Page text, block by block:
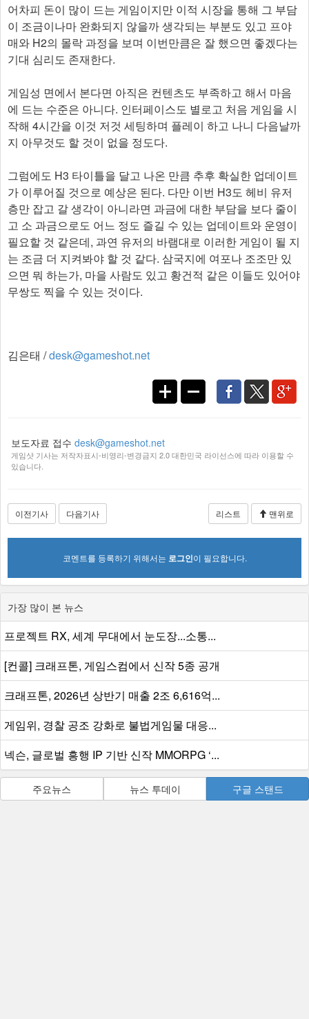
어차피 돈이 많이 드는 게임이지만 이적 시장을 통해 그 부담
이 조금이나마 완화되지 않을까 생각되는 부분도 있고 프야
매와 H2의 몰락 과정을 보며 이번만큼은 잘 했으면 좋겠다는
기대 심리도 존재한다.
게임성 면에서 본다면 아직은 컨텐츠도 부족하고 해서 마음
에 드는 수준은 아니다. 인터페이스도 별로고 처음 게임을 시
작해 4시간을 이것 저것 세팅하며 플레이 하고 나니 다음날까
지 아무것도 할 것이 없을 정도다.
그럼에도 H3 타이틀을 달고 나온 만큼 추후 확실한 업데이트
가 이루어질 것으로 예상은 된다. 다만 이번 H3도 헤비 유저
층만 잡고 갈 생각이 아니라면 과금에 대한 부담을 보다 줄이
고 소 과금으로도 어느 정도 즐길 수 있는 업데이트와 운영이
필요할 것 같은데, 과연 유저의 바램대로 이러한 게임이 될 지
는 조금 더 지켜봐야 할 것 같다. 삼국지에 여포나 조조만 있
으면 뭐 하는가, 마을 사람도 있고 황건적 같은 이들도 있어야
무쌍도 찍을 수 있는 것이다.
김은태 /desk@gameshot.net
보도자료 접수 desk@gameshot.net
게임샷 기사는 저작자표시-비영리-변경금지 2.0 대한민국 라이선스에 따라 이용할 수
있습니다.
이전기사 다음기사 리스트 맨위로
코멘트를 등록하기 위해서는 로그인이 필요합니다.
가장 많이 본 뉴스
프로젝트 RX, 세계 무대에서 눈도장...소통...
[컨콜] 크래프톤, 게임스컴에서 신작 5종 공개
크래프톤, 2026년 상반기 매출 2조 6,616억...
게임위, 경찰 공조 강화로 불법게임물 대응...
넥슨, 글로벌 흥행 IP 기반 신작 MMORPG ‘...
주요뉴스 뉴스 투데이 구글 스탠드